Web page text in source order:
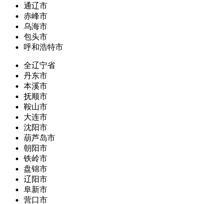
通辽市
赤峰市
乌海市
包头市
呼和浩特市
全辽宁省
丹东市
本溪市
抚顺市
鞍山市
大连市
沈阳市
葫芦岛市
朝阳市
铁岭市
盘锦市
辽阳市
阜新市
营口市